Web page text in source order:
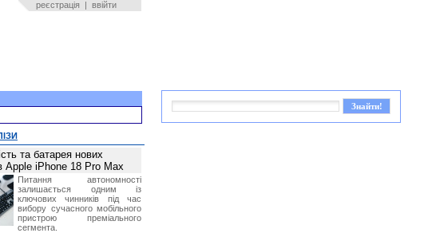
реєстрація | ввійти
та батарея нових
Apple iPhone 18 Pro Max
Питання автономності
залишається одним із
ключових чинників під час
вибору сучасного мобільного
пристрою преміального
сегмента.